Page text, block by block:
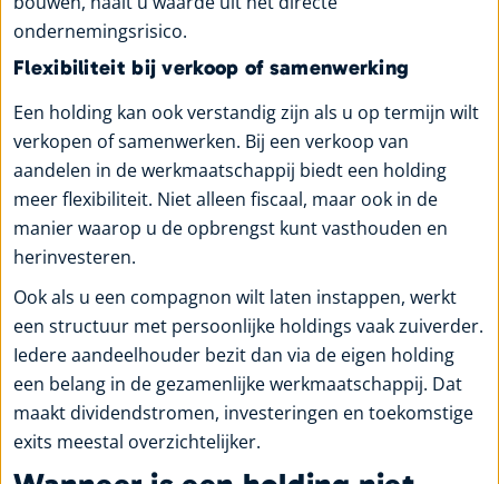
ondernemingsrisico.
Flexibiliteit bij verkoop of samenwerking
Een holding kan ook verstandig zijn als u op termijn wilt
verkopen of samenwerken. Bij een verkoop van
aandelen in de werkmaatschappij biedt een holding
meer flexibiliteit. Niet alleen fiscaal, maar ook in de
manier waarop u de opbrengst kunt vasthouden en
herinvesteren.
Ook als u een compagnon wilt laten instappen, werkt
een structuur met persoonlijke holdings vaak zuiverder.
Iedere aandeelhouder bezit dan via de eigen holding
een belang in de gezamenlijke werkmaatschappij. Dat
maakt dividendstromen, investeringen en toekomstige
exits meestal overzichtelijker.